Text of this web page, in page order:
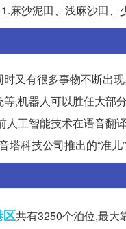
沙泥田、浅麻沙田、
又有很多事物不断出
,机器人可以胜任大部
工智能技术在语音翻
科技公司推出的“准儿”
区共有3250个泊位,最大